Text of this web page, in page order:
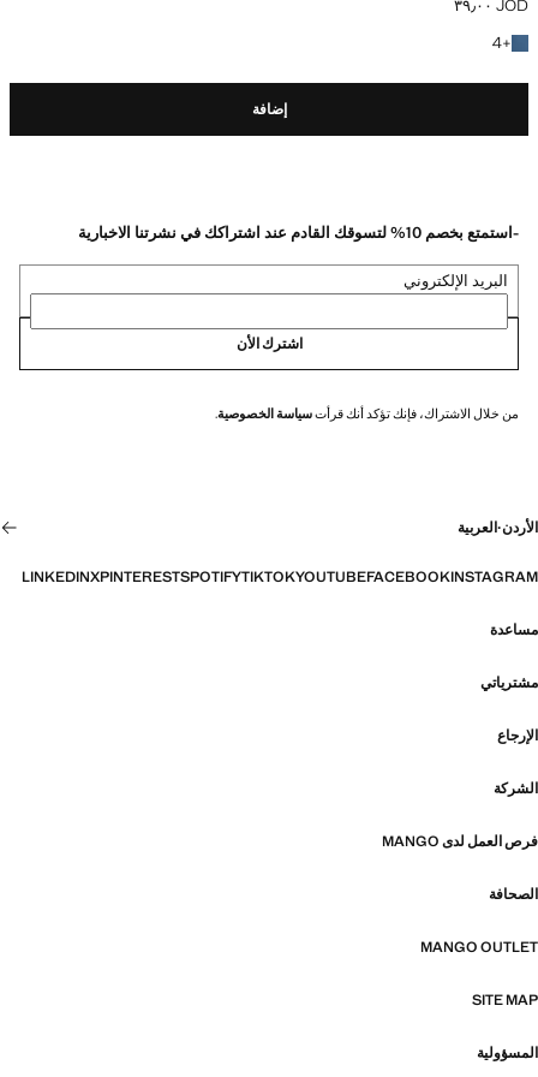
السعر الحالي [JOD ٣٩٫٠٠ ]
JOD ٣٩٫٠٠
+
4+4 المزيد من الألوان
إضافة
-استمتع بخصم 10% لتسوقك القادم عند اشتراكك في نشرتنا الاخبارية
البريد الإلكتروني
اشترك الأن
من خلال الاشتراك، فإنك تؤكد أنك قرأتسياسة الخصوصية.
الأردن·العربية
INSTAGRAM
FACEBOOK
YOUTUBE
TIKTOK
SPOTIFY
PINTEREST
X
LINKEDIN
مساعدة
مشترياتي
الإرجاع
الشركة
فرص العمل لدى MANGO
الصحافة
MANGO OUTLET
SITE MAP
المسؤولية